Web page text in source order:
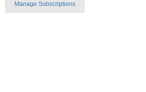
Manage Subscriptions